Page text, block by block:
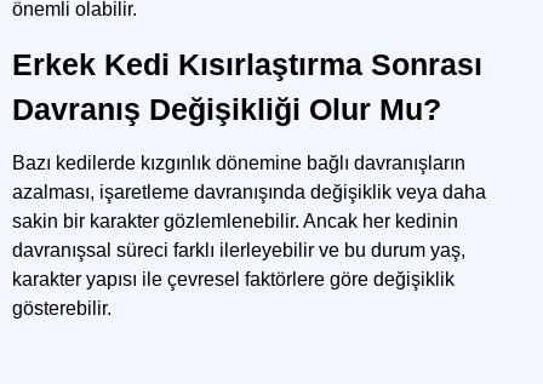
önemli olabilir.
Erkek Kedi Kısırlaştırma Sonrası
Davranış Değişikliği Olur Mu?
Bazı kedilerde kızgınlık dönemine bağlı davranışların
azalması, işaretleme davranışında değişiklik veya daha
sakin bir karakter gözlemlenebilir. Ancak her kedinin
davranışsal süreci farklı ilerleyebilir ve bu durum yaş,
karakter yapısı ile çevresel faktörlere göre değişiklik
gösterebilir.